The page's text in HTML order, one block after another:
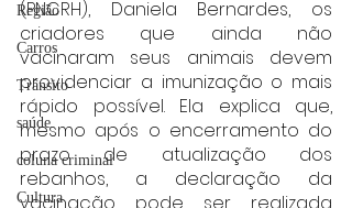
Região
Carros
Trânsito
saúde
coluna criminal
Cultura
(PNCRH), Daniela Bernardes, os
criadores que ainda não
vacinaram seus animais devem
providenciar a imunização o mais
rápido possível. Ela explica que,
mesmo após o encerramento do
prazo de atualização dos
rebanhos, a declaração da